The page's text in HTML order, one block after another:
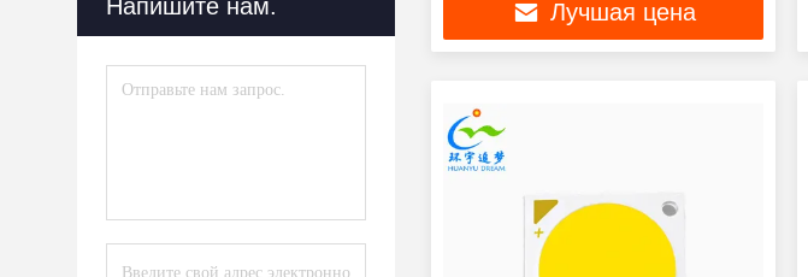
Напишите нам. Лучшая цена